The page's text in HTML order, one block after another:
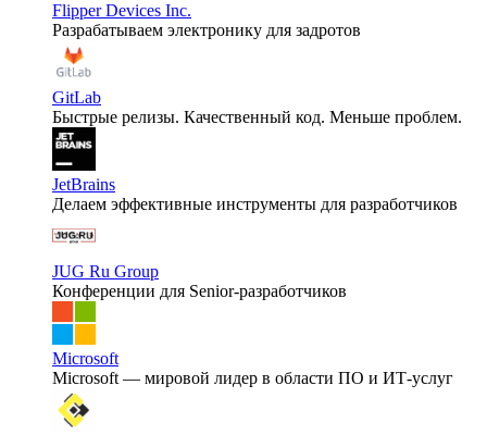
Flipper Devices Inc.
Разрабатываем электронику для задротов
GitLab
Быстрые релизы. Качественный код. Меньше проблем.
JetBrains
Делаем эффективные инструменты для разработчиков
JUG Ru Group
Конференции для Senior-разработчиков
Microsoft
Microsoft — мировой лидер в области ПО и ИТ-услуг